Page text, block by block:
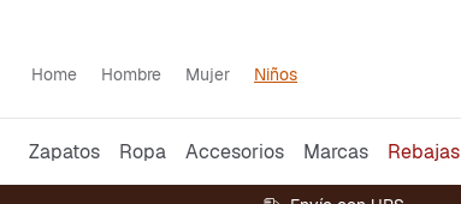
Home Hombre Mujer Niños
Zapatos Ropa Accesorios Marcas Rebajas